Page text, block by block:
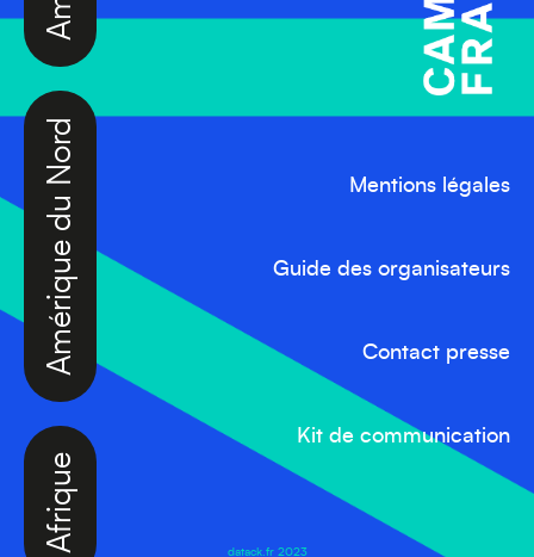
Afrique
Amérique du Nord Mentions légales
Guide des organisateurs
Contact presse
Kit de communication
datack.fr 2023